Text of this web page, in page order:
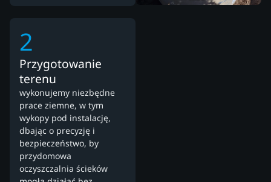
2
Przygotowanie
terenu
wykonujemy niezbędne
prace ziemne, w tym
wykopy pod instalację,
dbając o precyzję i
bezpieczeństwo, by
przydomowa
oczyszczalnia ścieków